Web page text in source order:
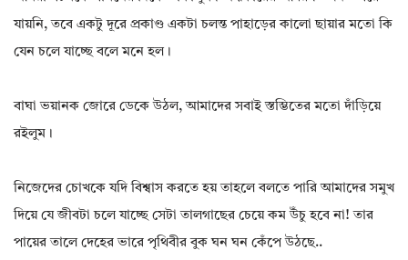
যায়নি, তবে একটু দূরে প্রকাণ্ড একটা চলন্ত পাহাড়ের কালো ছায়ার মতো কি
যেন চলে যাচ্ছে বলে মনে হল।
বাঘা ভয়ানক জোরে ডেকে উঠল, আমাদের সবাই স্তম্ভিতের মতো দাঁড়িয়ে
রইলুম।
নিজেদের চোখকে যদি বিশ্বাস করতে হয় তাহলে বলতে পারি আমাদের সমুখ
দিয়ে যে জীবটা চলে যাচ্ছে সেটা তালগাছের চেয়ে কম উঁচু হবে না! তার
পায়ের তালে দেহের ভারে পৃথিবীর বুক ঘন ঘন কেঁপে উঠছে..